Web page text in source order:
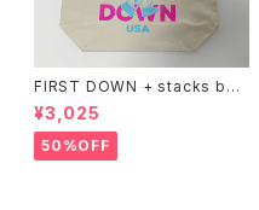
FIRST DOWN + stacks boo
kstore BIG TOTE
¥3,025
50%OFF